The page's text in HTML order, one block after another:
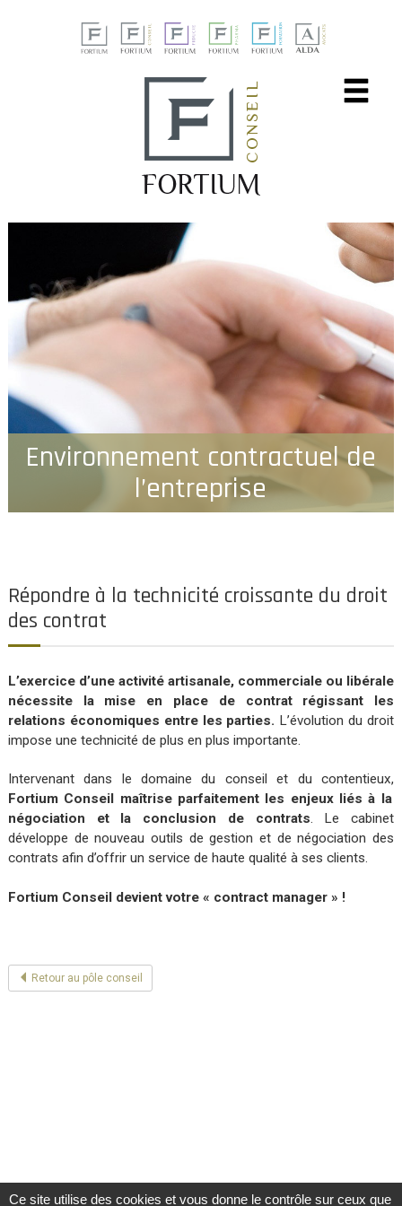
Environnement contractuel de
l’entreprise
Répondre à la technicité croissante du droit
des contrat
L’exercice d’une activité artisanale, commerciale ou libérale
nécessite la mise en place de contrat régissant les
relations économiques entre les parties. L’évolution du droit
impose une technicité de plus en plus importante.
Intervenant dans le domaine du conseil et du contentieux,
Fortium Conseil maîtrise parfaitement les enjeux liés à la
négociation et la conclusion de contrats. Le cabinet
développe de nouveau outils de gestion et de négociation des
contrats afin d’offrir un service de haute qualité à ses clients.
Fortium Conseil devient votre « contract manager » !
Retour au pôle conseil
Ce site utilise des cookies et vous donne le contrôle sur ceux que